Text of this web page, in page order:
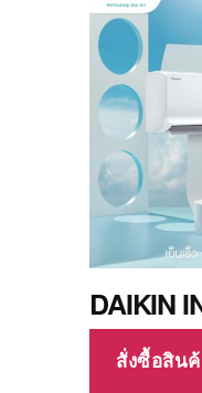
DAIKIN
สั่งซื้อสิน